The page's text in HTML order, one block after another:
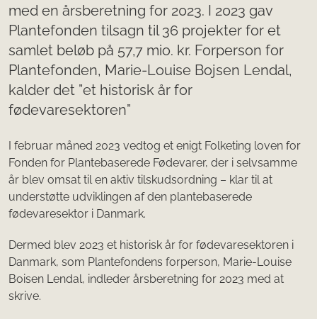
med en årsberetning for 2023. I 2023 gav
Plantefonden tilsagn til 36 projekter for et
samlet beløb på 57,7 mio. kr. Forperson for
Plantefonden, Marie-Louise Bojsen Lendal,
kalder det ”et historisk år for
fødevaresektoren”
I februar måned 2023 vedtog et enigt Folketing loven for
Fonden for Plantebaserede Fødevarer, der i selvsamme
år blev omsat til en aktiv tilskudsordning – klar til at
understøtte udviklingen af den plantebaserede
fødevaresektor i Danmark.
Dermed blev 2023 et historisk år for fødevaresektoren i
Danmark, som Plantefondens forperson, Marie-Louise
Boisen Lendal, indleder årsberetning for 2023 med at
skrive.